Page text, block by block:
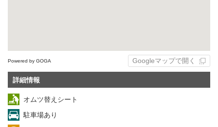
Powered by GOGA Googleマップで開く
詳細情報
オムツ替えシート
駐車場あり